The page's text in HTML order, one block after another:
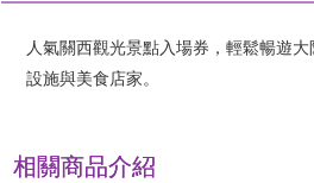
人氣關西觀光景點入場券，輕鬆暢遊
設施與美食店家。
相關商品介紹